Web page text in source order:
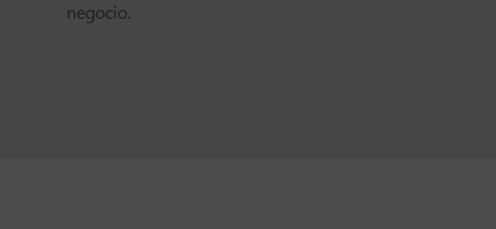
negocio.